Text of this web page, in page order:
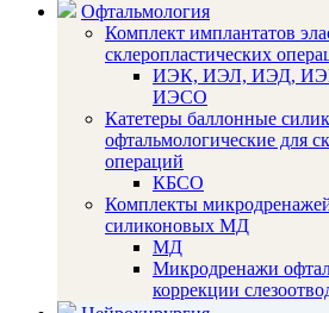
Офтальмология
Комплект имплантатов
склеропластических
ИЭК, ИЭЛ, ИЭД,
ИЭСО
Катетеры баллонные
офтальмологические для
операций
КБСО
Комплекты
силиконовых МД
МД
Микродренажи
коррекции